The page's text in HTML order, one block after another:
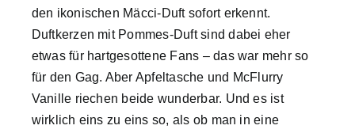
den ikonischen Mäcci-Duft sofort erkennt.
Duftkerzen mit Pommes-Duft sind dabei eher
etwas für hartgesottene Fans – das war mehr so
für den Gag. Aber Apfeltasche und McFlurry
Vanille riechen beide wunderbar. Und es ist
wirklich eins zu eins so, als ob man in eine